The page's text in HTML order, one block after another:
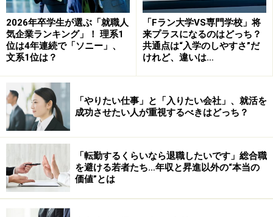
ることとはどんなことなのか、まずはそれを理解するこ
とから始めよう。
人が人を純粋に評価するのはいつか
人が人を「偉いね、凄いね、良くやったね！」と純粋に
評価するのは……？
「辛かった、大変だった、嫌だった、だけど我慢して頑
張った」その先にいる今の自分の姿じゃないだろうか。
就職活動の人物評価は、一緒に仕事をしたい人かどう
2026年卒学生が選ぶ「就職人
気企業ランキング」！ 理系1
位は4年連続で「ソニー」、
文系1位は？
「Fラン大学VS専門学校」将
来プラスになるのはどっち？
共通点は“入学のしやすさ”だ
けれど、違いは…
「やりたい仕事」と「入りたい会社」、就活を
成功させたい人が重視するべきはどっち？
「転勤するくらいなら退職したいです」総合職
を避ける若者たち…年収と昇進以外の“本当の
価値”とは